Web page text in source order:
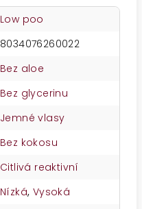
Low poo
8034076260022
Bez aloe
Bez glycerinu
Jemné vlasy
Bez kokosu
Citlivá reaktivní
Nízká, Vysoká